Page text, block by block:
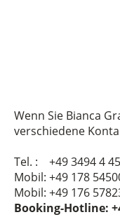
Wenn Sie Bianca
verschiedene
Tel. : +49 3494 4
Mobil: +49 178
Mobil: +49 176
Booking-Hotline: